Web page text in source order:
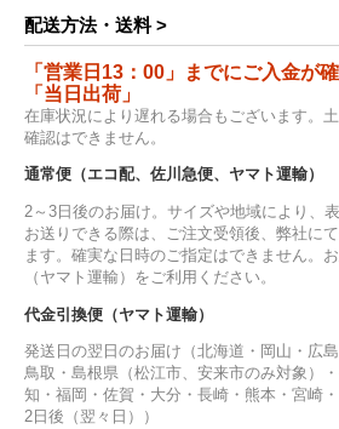
配送方法・送料 >
「営業日13：00」までにご入金が
「当日出荷」
在庫状況により遅れる場合もございます。
確認はできません。
通常便（エコ配、佐川急便、ヤマト運輸）
2～3日後のお届け。サイズや地域により、
お送りできる際は、ご注文受領後、弊社に
ます。確実な日時のご指定はできません。
（ヤマト運輸）をご利用ください。
代金引換便（ヤマト運輸）
発送日の翌日のお届け（北海道・岡山・広
鳥取・島根県（松江市、安来市のみ対象）
知・福岡・佐賀・大分・長崎・熊本・宮崎
2日後（翌々日））